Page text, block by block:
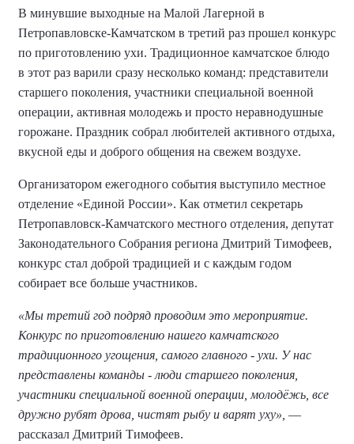
В минувшие выходные на Малой Лагерной в
Петропавловске-Камчатском в третий раз прошел конкурс
по приготовлению ухи. Традиционное камчатское блюдо
в этот раз варили сразу несколько команд: представители
старшего поколения, участники специальной военной
операции, активная молодежь и просто неравнодушные
горожане. Праздник собрал любителей активного отдыха,
вкусной еды и доброго общения на свежем воздухе.
Организатором ежегодного события выступило местное
отделение «Единой России». Как отметил секретарь
Петропавловск-Камчатского местного отделения, депутат
Законодательного Собрания региона Дмитрий Тимофеев,
конкурс стал доброй традицией и с каждым годом
собирает все больше участников.
«Мы третий год подряд проводим это мероприятие.
Конкурс по приготовлению нашего камчатского
традиционного угощения, самого главного - ухи. У нас
представлены команды - люди старшего поколения,
участники специальной военной операции, молодёжь, все
дружно рубят дрова, чистят рыбу и варят уху», —
рассказал Дмитрий Тимофеев.